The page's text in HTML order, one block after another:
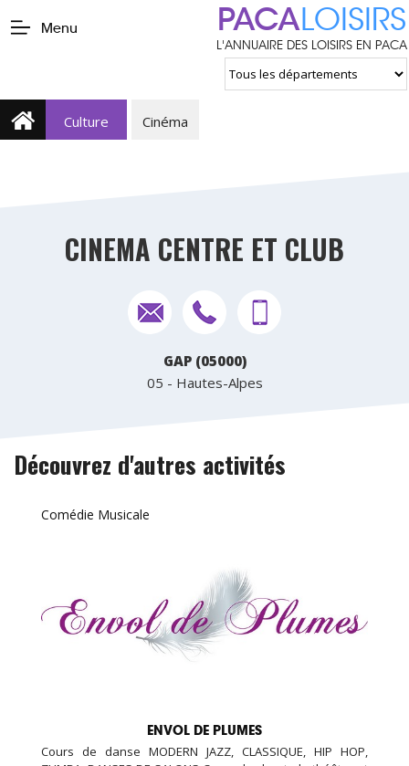
Menu PACALOISIRS
L'ANNUAIRE DES LOISIRS EN PACA
Culture Cinéma
CINEMA CENTRE ET CLUB
GAP (05000)
05 - Hautes-Alpes
Découvrez d'autres activités
Comédie Musicale
ENVOL DE PLUMES
Cours de danse MODERN JAZZ, CLASSIQUE, HIP HOP,